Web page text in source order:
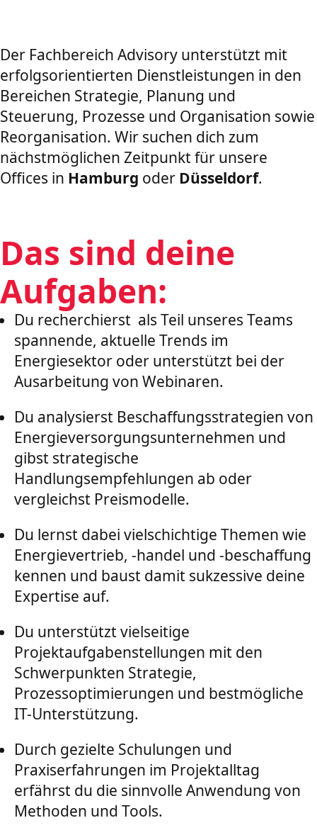
Der Fachbereich Advisory unterstützt mit
erfolgsorientierten Dienstleistungen in den
Bereichen Strategie, Planung und
Steuerung, Prozesse und Organisation sowie
Reorganisation. Wir suchen dich zum
nächstmöglichen Zeitpunkt für unsere
Offices in Hamburg oder Düsseldorf.
Das sind deine
Aufgaben:
Du recherchierst als Teil unseres Teams
spannende, aktuelle Trends im
Energiesektor oder unterstützt bei der
Ausarbeitung von Webinaren.
Du analysierst Beschaffungsstrategien von
Energieversorgungsunternehmen und
gibst strategische
Handlungsempfehlungen ab oder
vergleichst Preismodelle.
Du lernst dabei vielschichtige Themen wie
Energievertrieb, -handel und -beschaffung
kennen und baust damit sukzessive deine
Expertise auf.
Du unterstützt vielseitige
Projektaufgabenstellungen mit den
Schwerpunkten Strategie,
Prozessoptimierungen und bestmögliche
IT-Unterstützung.
Durch gezielte Schulungen und
Praxiserfahrungen im Projektalltag
erfährst du die sinnvolle Anwendung von
Methoden und Tools.